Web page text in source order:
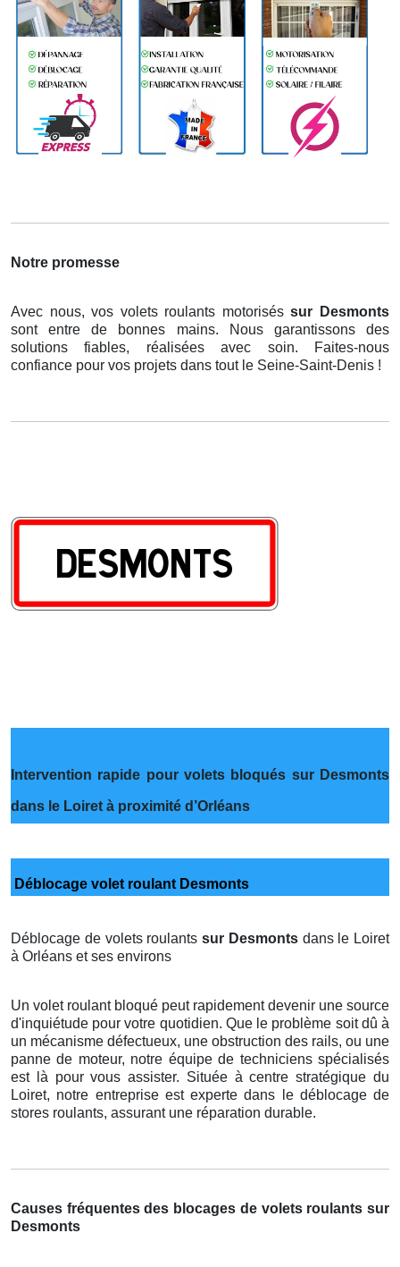
Notre promesse
Avec nous, vos volets roulants motoriséssur Desmonts
sont entre de bonnes mains. Nous garantissons des
solutions fiables, réalisées avec soin. Faites-nous
confiance pour vos projets dans tout le Seine-Saint-Denis !
Intervention rapide pour volets bloqués sur Desmonts
dans le Loiret à proximité d’Orléans
Déblocage volet roulant Desmonts
Déblocage de volets roulants sur Desmonts dans le Loiret
à Orléans et ses environs
Un volet roulant bloqué peut rapidement devenir une source
d'inquiétude pour votre quotidien. Que le problème soit dû à
un mécanisme défectueux, une obstruction des rails, ou une
panne de moteur, notre équipe de techniciens spécialisés
est là pour vous assister. Située à centre stratégique du
Loiret, notre entreprise est experte dans le déblocage de
stores roulants, assurant une réparation durable.
Causes fréquentes des blocages de volets roulants sur
Desmonts